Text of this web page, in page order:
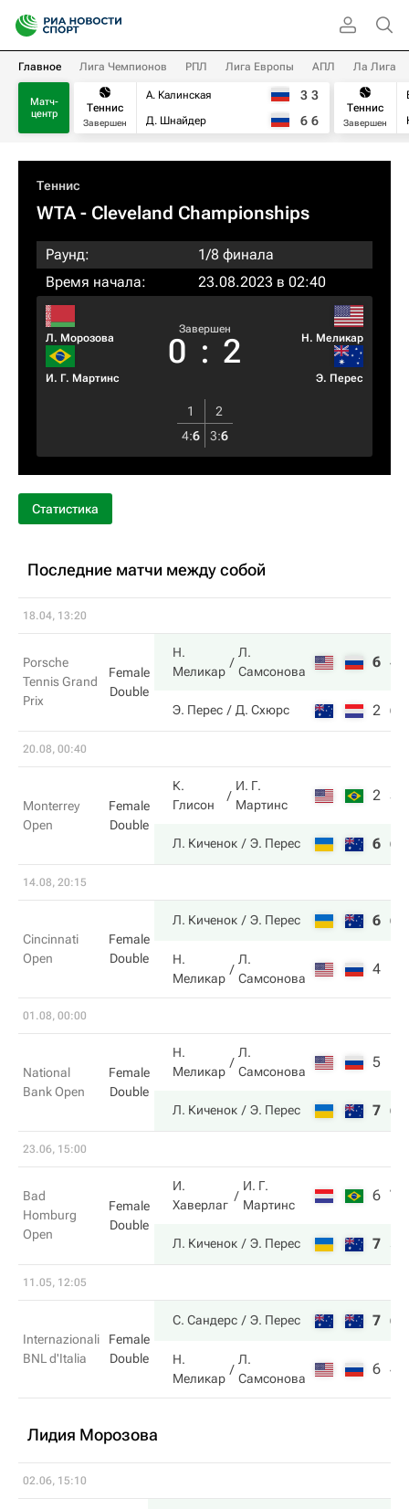
Главное Лига Чемпионов РПЛ Лига Европы АПЛ Ла Лига
Матч-
центр
Теннис
Завершен
А. Калинская
Д. Шнайдер
3 3
6 6
Теннис
Завершен
Теннис
WTA- Cleveland Championships
Раунд:
1/8 финала
Время начала:
23.08.2023 в 02:40
Л. Морозова
И. Г. Мартинс
Завершен
0 : 2 Н. Меликар
Э. Перес
1
2
4:6 3:6
Статистика
Последние матчи между собой
18.04, 13:20
Porsche
Tennis Grand
Prix
Female
Double
Н.
Меликар
Л.
Самсонова
6 4
Э. Перес Д. Схюрс 2 6
20.08, 00:40
Monterrey
Open
Female
Double
К.
Глисон
И. Г.
Мартинс
2 3
Л. Киченок Э. Перес 6 6
14.08, 20:15
Cincinnati
Open
Female
Double
Л. Киченок Э. Перес 6 6
Н.
Меликар
Л.
Самсонова
4
01.08, 00:00
National
Bank Open
Female
Double
Н.
Меликар
Л.
Самсонова
5
Л. Киченок Э. Перес 7 6
23.06, 15:00
Bad
Homburg
Open
Female
Double
И.
Хаверлаг
И. Г.
Мартинс
6 7
Л. Киченок Э. Перес 7 5
11.05, 12:05
Internazionali
BNL d'Italia
Female
Double
С. Сандерс Э. Перес 7 6
Н.
Меликар
Л.
Самсонова
6 4
Лидия Морозова
02.06, 15:10